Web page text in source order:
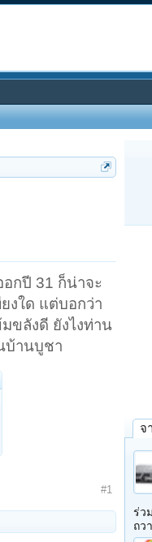
กปี 31 ก็น่าจะ
งใด แต่บอกว่า
ขลังดี ยังไงท่าน
บ้านบูชา
#1
จ
ร่ว
ถว